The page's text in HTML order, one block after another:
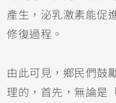
產生，泌乳激素能促
修復過程。
由此可見，鄉民們鼓
理的，首先，無論是